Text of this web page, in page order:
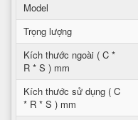
Model
Trọng lượng
Kích thước ngoài ( C *
R * S ) mm
Kích thước sử dụng ( C
* R * S ) mm